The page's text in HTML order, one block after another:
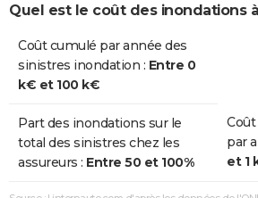
Quel est le coût des inondations
Coût cumulé par année des
sinistres inondation : Entre 0
k€ et 100 k€
Part des inondations sur le
total des sinistres chez les
assureurs : Entre 50 et 100%
par
et 1